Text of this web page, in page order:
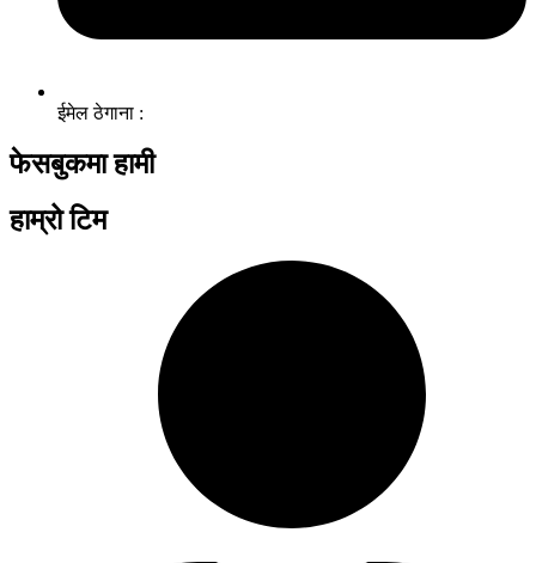
ईमेल ठेगाना :
फेसबुकमा हामी
हाम्रो टिम